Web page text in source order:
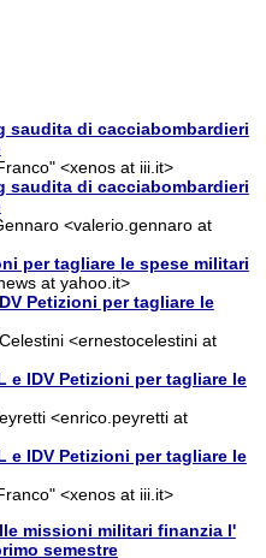
saudita di cacciabombardieri
<xenos at iii.it>
saudita di cacciabombardieri
<valerio.gennaro at
per tagliare le spese militari
at yahoo.it>
Petizioni per tagliare le
<ernestocelestini at
e IDV Petizioni per tagliare le
<enrico.peyretti at
e IDV Petizioni per tagliare le
<xenos at iii.it>
missioni militari finanzia l'
semestre